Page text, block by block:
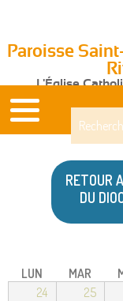
Paroisse
L'Église
RETOUR
DU
LUN MAR
24
25